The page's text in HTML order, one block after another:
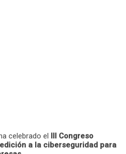
celebrado el III Congreso
a la ciberseguridad para